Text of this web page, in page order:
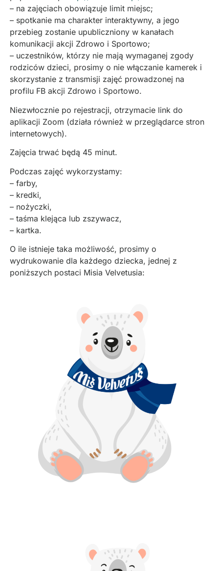
– na zajęciach obowiązuje limit miejsc;
– spotkanie ma charakter interaktywny, a jego
przebieg zostanie upubliczniony w kanałach
komunikacji akcji Zdrowo i Sportowo;
– uczestników, którzy nie mają wymaganej zgody
rodziców dzieci, prosimy o nie włączanie kamerek i
skorzystanie z transmisji zajęć prowadzonej na
profilu FB akcji Zdrowo i Sportowo.
Niezwłocznie po rejestracji, otrzymacie link do
aplikacji Zoom (działa również w przeglądarce stron
internetowych).
Zajęcia trwać będą 45 minut.
Podczas zajęć wykorzystamy:
– farby,
– kredki,
– nożyczki,
– taśma klejąca lub zszywacz,
– kartka.
O ile istnieje taka możliwość, prosimy o
wydrukowanie dla każdego dziecka, jednej z
poniższych postaci Misia Velvetusia: